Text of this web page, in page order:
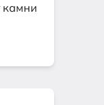
камни